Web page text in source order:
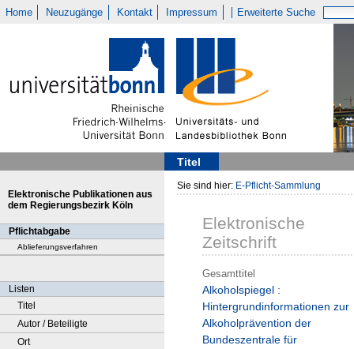
Home Neuzugänge Kontakt Impressum Erweiterte Suche
Titel
Elektronische Publikationen aus
dem Regierungsbezirk Köln
Pflichtabgabe
Ablieferungsverfahren
Listen
Titel
Autor / Beteiligte
Ort
Sie sind hier: E-Pflicht-Sammlung
Elektronische
Zeitschrift
Gesamttitel
Alkoholspiegel :
Hintergrundinformationen zur
Alkoholprävention der
Bundeszentrale für